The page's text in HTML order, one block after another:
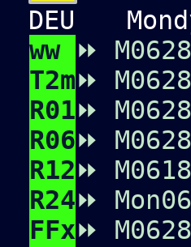
DEU
ww ⏩ M0628
T2m⏩ M0628
R01⏩ M0628
R06⏩ M0628
R12⏩ M0618
R24⏩ Mon06
FFx⏩ M0628